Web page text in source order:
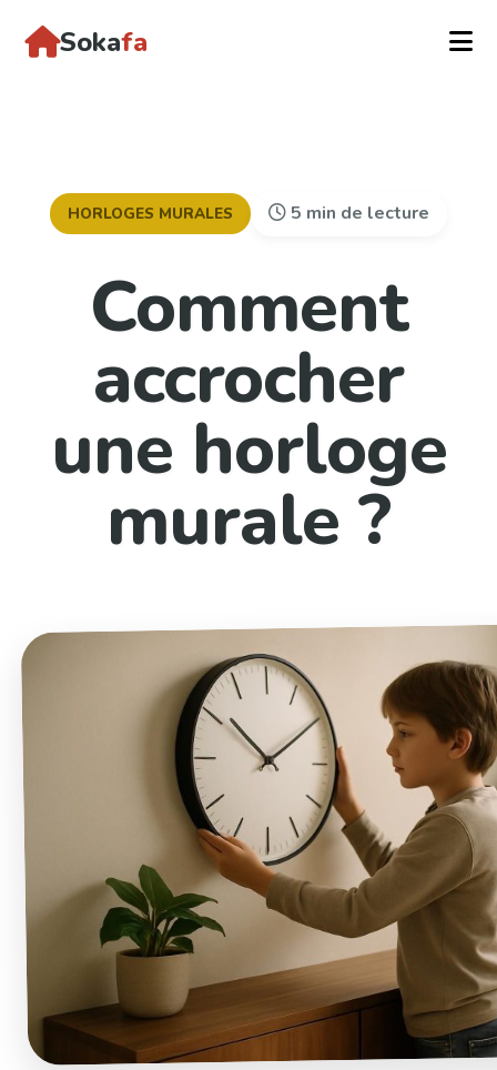
Sokafa
HORLOGES MURALES 5 min de lecture
Comment
accrocher
une horloge
murale ?